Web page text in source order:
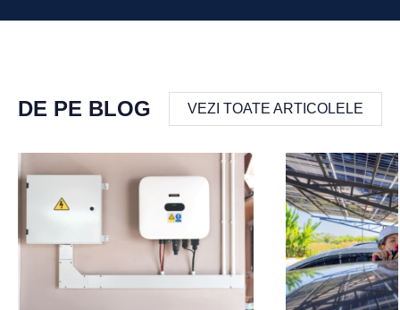
DE PE BLOG VEZI TOATE ARTICOLELE